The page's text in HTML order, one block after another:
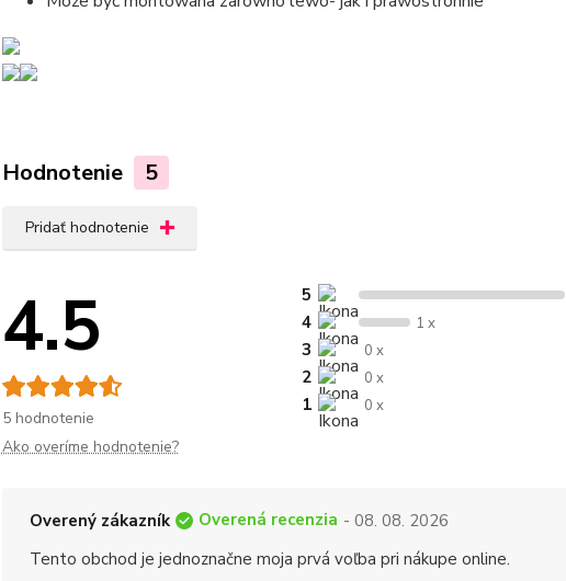
Hodnotenie 5
Pridať hodnotenie
4.5
5 hodnotenie
5
4
1 x
3 0 x
2 0 x
1 0 x
Ako overíme hodnotenie?
Overený zákazník Overená recenzia - 08. 08. 2026
Tento obchod je jednoznačne moja prvá voľba pri nákupe online.